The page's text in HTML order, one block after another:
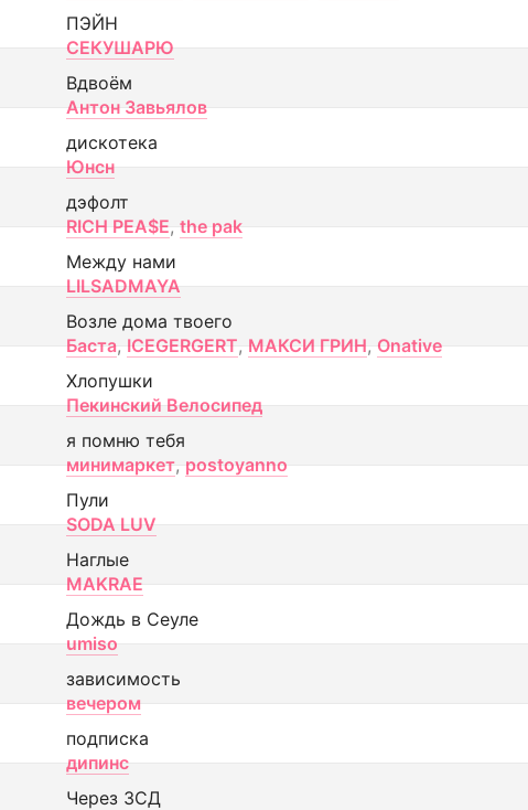
ПЭЙН
СЕКУШАРЮ
Вдвоём
Антон Завьялов
дискотека
Юнсн
дэфолт
RICH PEA$E, the pak
Между нами
LILSADMAYA
Возле дома твоего
Баста, ICEGERGERT, МАКСИ ГРИН, Onative
Хлопушки
Пекинский Велосипед
я помню тебя
минимаркет, postoyanno
Пули
SODA LUV
Наглые
MAKRAE
Дождь в Сеуле
umiso
зависимость
вечером
подписка
дипинс
Через ЗСД